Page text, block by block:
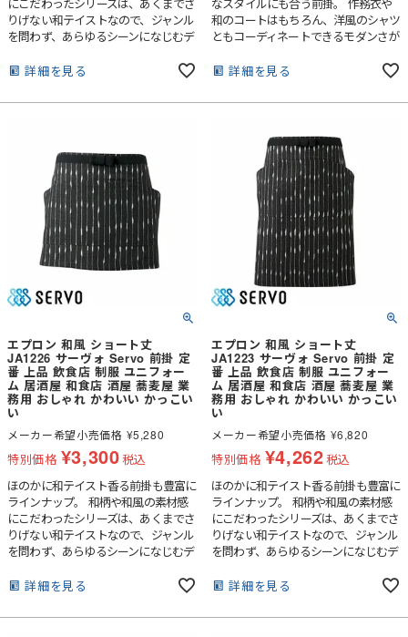
りげない和テイストなので、ジャンル
を問わず、あらゆるシーンになじむデ
詳細を見る
和のコートはもちろん、洋風のシャツ
ともコーディネートできるモダンさが
詳細を見る
エプロン 和風 ショート丈
JA1226 サーヴォ Servo 前掛 定
番 上品 飲食店 制服 ユニフォー
ム 居酒屋 和食店 酒屋 蕎麦屋 業
務用 おしゃれ かわいい かっこい
い
メーカー希望小売価格 ¥5,280
特別価格 ¥3,300税込
ほのかに和テイスト香る前掛も豊富に
ラインナップ。 和柄や和風の素材感
にこだわったシリーズは、あくまでさ
りげない和テイストなので、ジャンル
を問わず、あらゆるシーンになじむデ
詳細を見る
エプロン 和風 ショート丈
JA1223 サーヴォ Servo 前掛 定
番 上品 飲食店 制服 ユニフォー
ム 居酒屋 和食店 酒屋 蕎麦屋 業
務用 おしゃれ かわいい かっこい
い
メーカー希望小売価格 ¥6,820
特別価格 ¥4,262税込
ほのかに和テイスト香る前掛も豊富に
ラインナップ。 和柄や和風の素材感
にこだわったシリーズは、あくまでさ
りげない和テイストなので、ジャンル
を問わず、あらゆるシーンになじむデ
詳細を見る